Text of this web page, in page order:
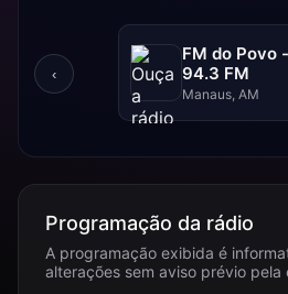
‹
FM do Povo -
94.3 FM
Manaus, AM
Programação da rádio
A programação exibida é
alterações sem aviso prévio pela